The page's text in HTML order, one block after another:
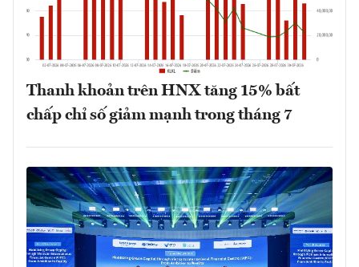
Thanh khoản trên HNX tăng 15% bất
chấp chỉ số giảm mạnh trong tháng 7